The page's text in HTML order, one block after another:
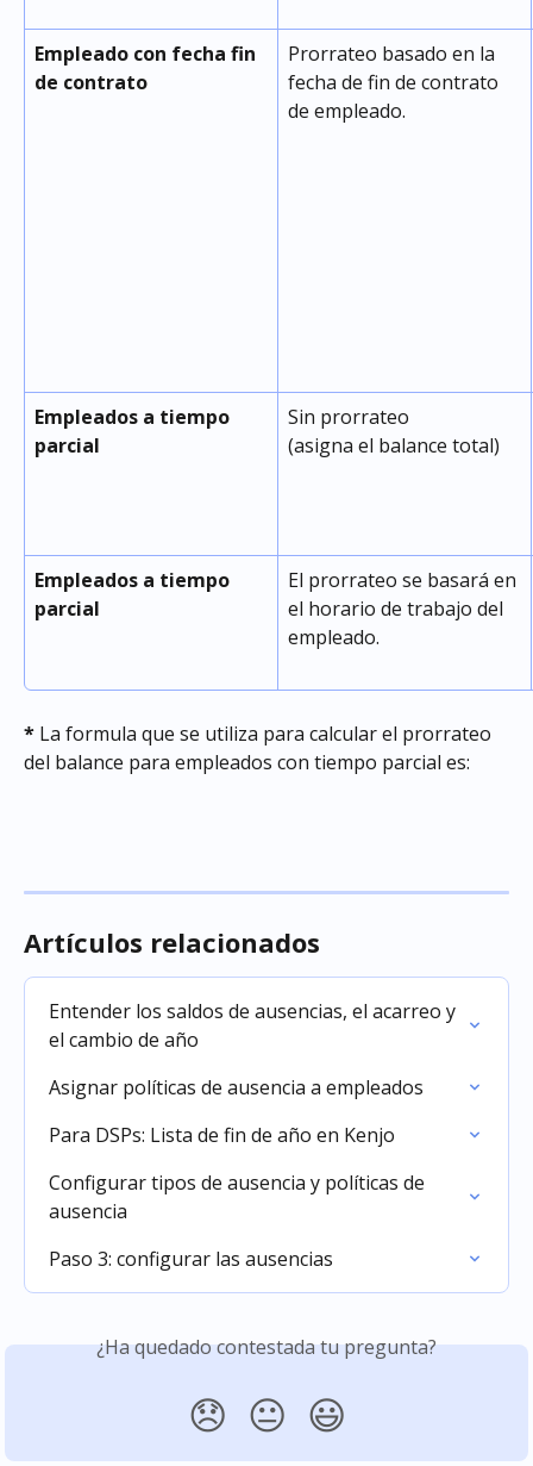
Empleado con fecha fin
de contrato
Prorrateo basado en la
fecha de fin de contrato
de empleado.
Empleados a tiempo
parcial
Sin prorrateo
(asigna el balance total)
Empleados a tiempo
parcial
El prorrateo se basará en
el horario de trabajo del
empleado.
* La formula que se utiliza para calcular el prorrateo
del balance para empleados con tiempo parcial es:
Artículos relacionados
Entender los saldos de ausencias, el acarreo y
el cambio de año
Asignar políticas de ausencia a empleados
Para DSPs: Lista de fin de año en Kenjo
Configurar tipos de ausencia y políticas de
ausencia
Paso 3: configurar las ausencias
¿Ha quedado contestada tu pregunta?
😞 😐 😃